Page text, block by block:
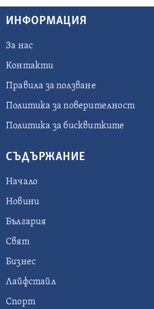
ИНФОРМАЦИЯ
За нас
Контакти
Правила за ползване
Политика за поверителност
Политика за бисквитките
СЪДЪРЖАНИЕ
Начало
Новини
България
Свят
Бизнес
Лайфстайл
Спорт